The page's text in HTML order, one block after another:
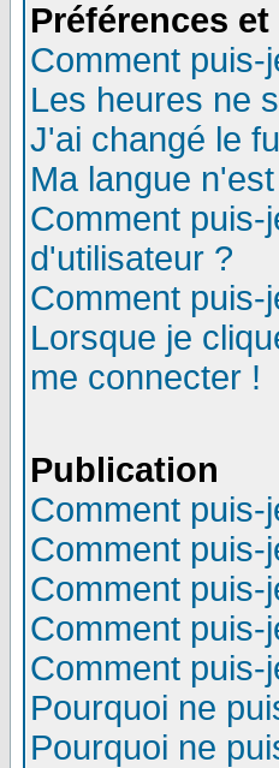
Préférences
Comment
Les heures ne
J'ai changé le
Ma langue
Comment puis-
d'utilisateur ?
Comment puis-
Lorsque je
me connecter !
Publication
Comment puis-
Comment puis-
Comment puis-
Comment
Comment puis-
Pourquoi ne
Pourquoi ne